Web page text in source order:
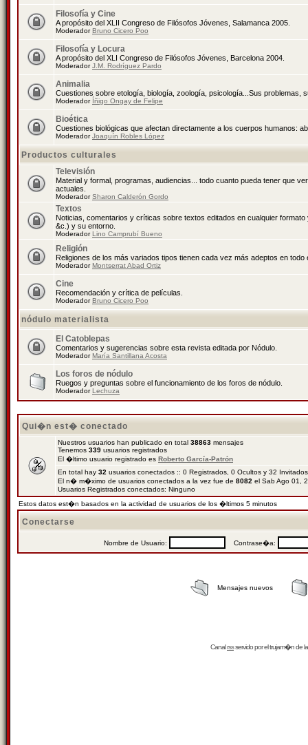
Filosofía y Cine
A propósito del XLII Congreso de Filósofos Jóvenes, Salamanca 2005.
ModeradorBruno Cicero Poo
Filosofía y Locura
A propósito del XLI Congreso de Filósofos Jóvenes, Barcelona 2004.
ModeradorJ.M. Rodríguez Pardo
Animalia
Cuestiones sobre etología, biología, zoología, psicología...Sus problemas,
Moderador Íñigo Ongay de Felipe
Bioética
Cuestiones biológicas que afectan directamente a los cuerpos humanos:
ModeradorJoaquín Robles López
Productos culturales
Televisión
Material y formal, programas, audiencias... todo cuanto pueda tener que
actuales.
ModeradorSharon Calderón Gordo
Textos
Noticias, comentarios y críticas sobre textos editados en cualquier
&c.) y su entorno.
ModeradorLino Camprubí Bueno
Religión
Religiones de los más variados tipos tienen cada vez más adeptos en todo
ModeradorMontserrat Abad Ortiz
Cine
Recomendación y crítica de películas.
ModeradorBruno Cicero Poo
nódulo materialista
El Catoblepas
Comentarios y sugerencias sobre esta revista editada por Nódulo.
ModeradorMaría Santillana Acosta
Los foros de nódulo
Ruegos y preguntas sobre el funcionamiento de los foros de nódulo.
ModeradorLechuza
Qui�n est� conectado
Nuestros usuarios han publicado en total 38863 mensajes
Tenemos 339 usuarios registrados
El �ltimo usuario registrado es Roberto García-Patrón
En total hay 32 usuarios conectados :: 0 Registrados, 0 Ocultos y 32
El n� m�ximo de usuarios conectados a la vez fue de 8082 el Sab Ago 01,
Usuarios Registrados conectados: Ninguno
Estos datos est�n basados en la actividad de usuarios de los �ltimos 5 minutos
Conectarse
Nombre de Usuario: Contrase�a:
Mensajes nuevos
Canalrssservido por eltrujam�nde